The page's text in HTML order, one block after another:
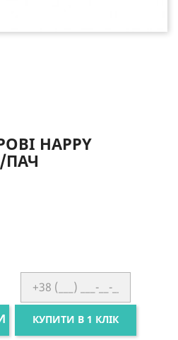
HAPPY
ПАЧ
КУПИТИ В 1 КЛІК